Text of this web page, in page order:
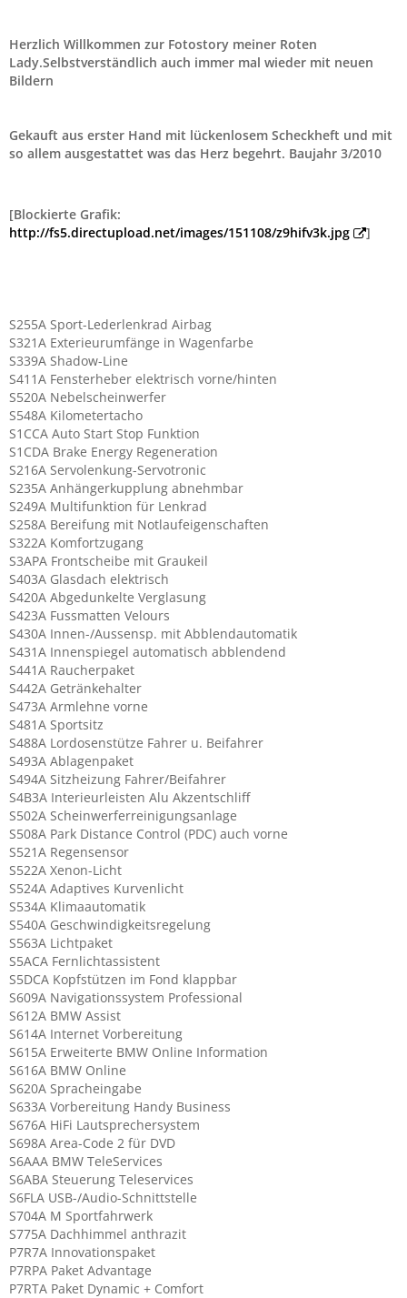
Herzlich Willkommen zur Fotostory meiner Roten
Lady.Selbstverständlich auch immer mal wieder mit neuen
Bildern
Gekauft aus erster Hand mit lückenlosem Scheckheft und mit
so allem ausgestattet was das Herz begehrt. Baujahr 3/2010
[Blockierte Grafik:
http://fs5.directupload.net/images/151108/z9hifv3k.jpg
]
S255A Sport-Lederlenkrad Airbag
S321A Exterieurumfänge in Wagenfarbe
S339A Shadow-Line
S411A Fensterheber elektrisch vorne/hinten
S520A Nebelscheinwerfer
S548A Kilometertacho
S1CCA Auto Start Stop Funktion
S1CDA Brake Energy Regeneration
S216A Servolenkung-Servotronic
S235A Anhängerkupplung abnehmbar
S249A Multifunktion für Lenkrad
S258A Bereifung mit Notlaufeigenschaften
S322A Komfortzugang
S3APA Frontscheibe mit Graukeil
S403A Glasdach elektrisch
S420A Abgedunkelte Verglasung
S423A Fussmatten Velours
S430A Innen-/Aussensp. mit Abblendautomatik
S431A Innenspiegel automatisch abblendend
S441A Raucherpaket
S442A Getränkehalter
S473A Armlehne vorne
S481A Sportsitz
S488A Lordosenstütze Fahrer u. Beifahrer
S493A Ablagenpaket
S494A Sitzheizung Fahrer/Beifahrer
S4B3A Interieurleisten Alu Akzentschliff
S502A Scheinwerferreinigungsanlage
S508A Park Distance Control (PDC) auch vorne
S521A Regensensor
S522A Xenon-Licht
S524A Adaptives Kurvenlicht
S534A Klimaautomatik
S540A Geschwindigkeitsregelung
S563A Lichtpaket
S5ACA Fernlichtassistent
S5DCA Kopfstützen im Fond klappbar
S609A Navigationssystem Professional
S612A BMW Assist
S614A Internet Vorbereitung
S615A Erweiterte BMW Online Information
S616A BMW Online
S620A Spracheingabe
S633A Vorbereitung Handy Business
S676A HiFi Lautsprechersystem
S698A Area-Code 2 für DVD
S6AAA BMW TeleServices
S6ABA Steuerung Teleservices
S6FLA USB-/Audio-Schnittstelle
S704A M Sportfahrwerk
S775A Dachhimmel anthrazit
P7R7A Innovationspaket
P7RPA Paket Advantage
P7RTA Paket Dynamic + Comfort